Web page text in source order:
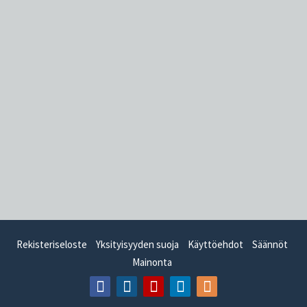
Rekisteriseloste Yksityisyyden suoja Käyttöehdot
Säännöt
Mainonta